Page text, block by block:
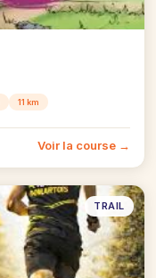
11 km
Voir la course →
TRAIL